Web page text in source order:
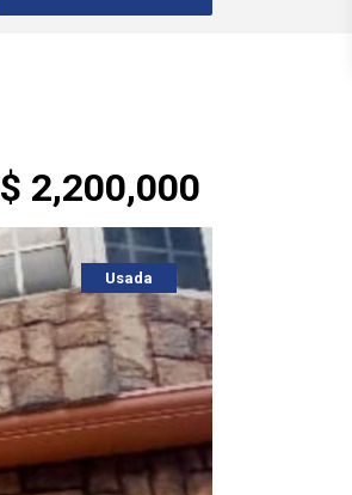
$ 2,200,000
Usada